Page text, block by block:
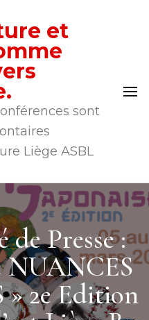
et
sont
Liège ASBL
Presse :
NUANCES
» 2e Edition